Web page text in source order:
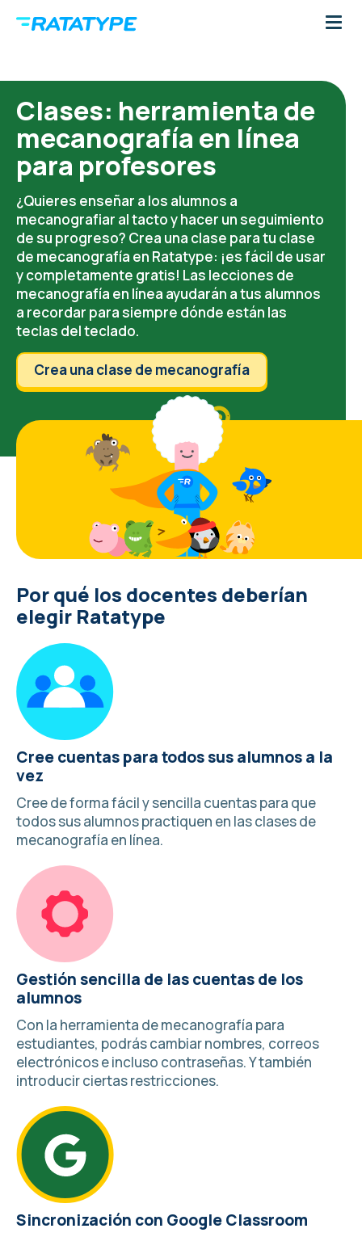
Clases: herramienta de
mecanografía en línea
para profesores
¿Quieres enseñar a los alumnos a
mecanografiar al tacto y hacer un seguimiento
de su progreso? Crea una clase para tu clase
de mecanografía en Ratatype: ¡es fácil de usar
y completamente gratis! Las lecciones de
mecanografía en línea ayudarán a tus alumnos
a recordar para siempre dónde están las
teclas del teclado.
Crea una clase de mecanografía
Por qué los docentes deberían
elegir Ratatype
Cree cuentas para todos sus alumnos a la
vez
Cree de forma fácil y sencilla cuentas para que
todos sus alumnos practiquen en las clases de
mecanografía en línea.
Gestión sencilla de las cuentas de los
alumnos
Con la herramienta de mecanografía para
estudiantes, podrás cambiar nombres, correos
electrónicos e incluso contraseñas. Y también
introducir ciertas restricciones.
Sincronización con Google Classroom